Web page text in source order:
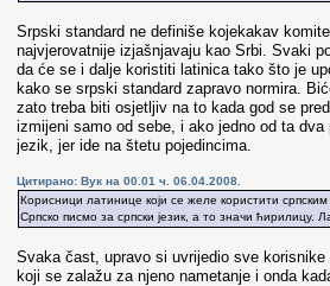
Srpski standard ne definiše kojekakav
najvjerovatnije izjašnjavaju kao Srbi. Svaki
da će se i dalje koristiti latinica tako što je
kako se srpski standard zapravo normira.
zato treba biti osjetljiv na to kada god se
izmijeni samo od sebe, i ako jedno od ta
jezik, jer ide na štetu pojedincima.
Цитирано: Вук на 00.01 ч. 06.04.2008.
Корисници латинице који се желе користити
Српско писмо за српски језик, а то значи ћирилицу.
Svaka čast, upravo si uvrijedio sve
koji se zalažu za njeno nametanje i onda